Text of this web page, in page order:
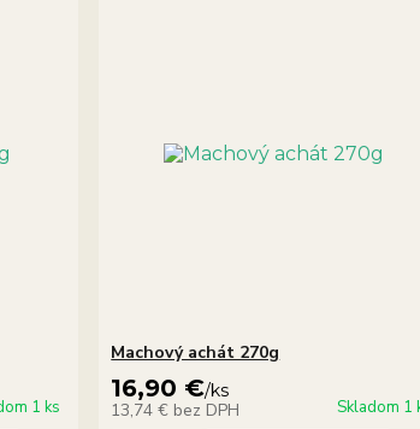
1 ks
Machový achát 270g
16,90 €/ks
13,74 € bez DPH Skladom 1